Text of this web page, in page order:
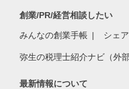
創業/PR/経営相談したい
みんなの創業手帳 シェ
弥生の税理士紹介ナビ（外部
最新情報について